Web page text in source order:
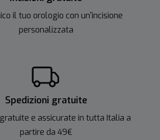
il tuo orologio con un'incisione
personalizzata
Spedizioni gratuite
e assicurate in tutta Italia a
partire da 49€